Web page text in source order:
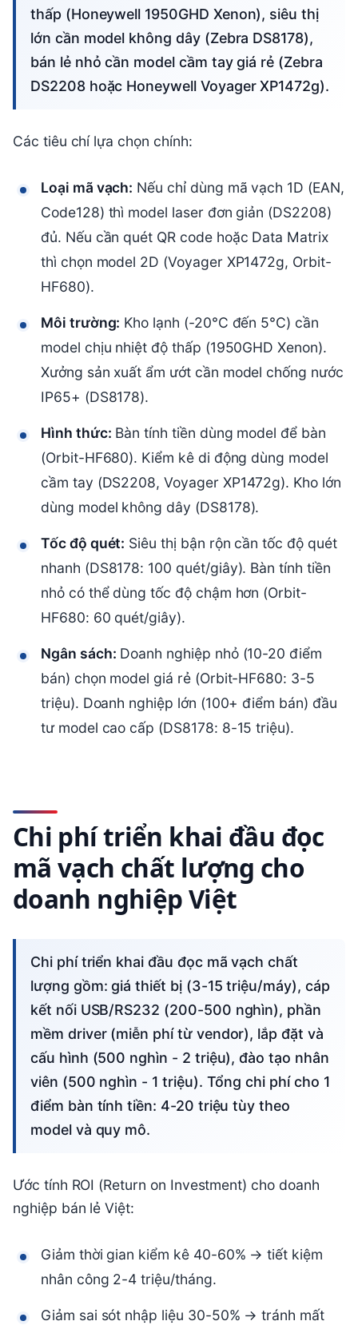
thấp (Honeywell 1950GHD Xenon), siêu thị
lớn cần model không dây (Zebra DS8178),
bán lẻ nhỏ cần model cầm tay giá rẻ (Zebra
DS2208 hoặc Honeywell Voyager XP1472g).
Các tiêu chí lựa chọn chính:
Loại mã vạch: Nếu chỉ dùng mã vạch 1D (EAN,
Code128) thì model laser đơn giản (DS2208)
đủ. Nếu cần quét QR code hoặc Data Matrix
thì chọn model 2D (Voyager XP1472g, Orbit-
HF680).
Môi trường: Kho lạnh (-20°C đến 5°C) cần
model chịu nhiệt độ thấp (1950GHD Xenon).
Xưởng sản xuất ẩm ướt cần model chống nước
IP65+ (DS8178).
Hình thức: Bàn tính tiền dùng model để bàn
(Orbit-HF680). Kiểm kê di động dùng model
cầm tay (DS2208, Voyager XP1472g). Kho lớn
dùng model không dây (DS8178).
Tốc độ quét: Siêu thị bận rộn cần tốc độ quét
nhanh (DS8178: 100 quét/giây). Bàn tính tiền
nhỏ có thể dùng tốc độ chậm hơn (Orbit-
HF680: 60 quét/giây).
Ngân sách: Doanh nghiệp nhỏ (10-20 điểm
bán) chọn model giá rẻ (Orbit-HF680: 3-5
triệu). Doanh nghiệp lớn (100+ điểm bán) đầu
tư model cao cấp (DS8178: 8-15 triệu).
Chi phí triển khai đầu đọc
mã vạch chất lượng cho
doanh nghiệp Việt
Chi phí triển khai đầu đọc mã vạch chất
lượng gồm: giá thiết bị (3-15 triệu/máy), cáp
kết nối USB/RS232 (200-500 nghìn), phần
mềm driver (miễn phí từ vendor), lắp đặt và
cấu hình (500 nghìn - 2 triệu), đào tạo nhân
viên (500 nghìn - 1 triệu). Tổng chi phí cho 1
điểm bàn tính tiền: 4-20 triệu tùy theo
model và quy mô.
Ước tính ROI (Return on Investment) cho doanh
nghiệp bán lẻ Việt:
Giảm thời gian kiểm kê 40-60% → tiết kiệm
nhân công 2-4 triệu/tháng.
Giảm sai sót nhập liệu 30-50% → tránh mất